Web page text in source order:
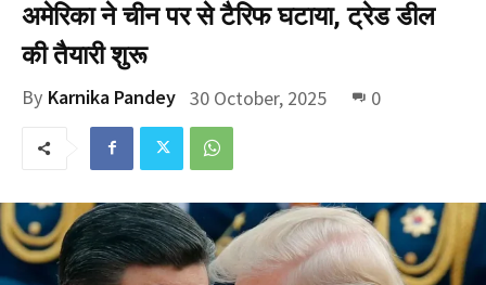
अमेरिका ने चीन पर से टैरिफ घटाया, ट्रेड डील
की तैयारी शुरू
By Karnika Pandey 30 October, 2025 0